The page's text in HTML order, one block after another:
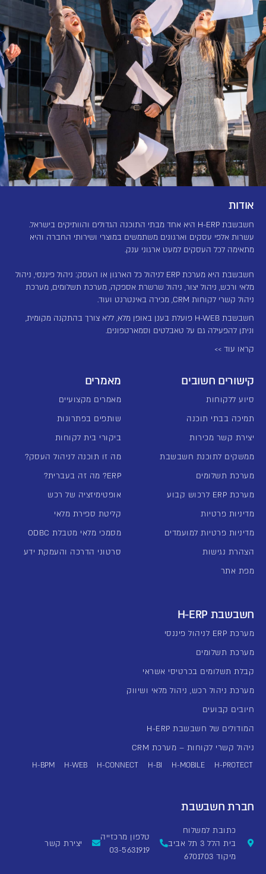
אודות
חשבשבת H-ERP היא אחד מבתי התוכנה הגדולים והוותיקים בישראל.
עשרות אלפי עסקים וארגונים משתמשים במוצרי ושירותי החברה והיא
מתאימה לכל העסקים למעט ארגוני ענק.
חשבשבת היא מערכת ERP לניהול כל הארגון או העסק: ניהול פיננסי, ניהול
מלאי ורכש, ניהול יצור, ניהול שרשרת אספקה, מערכת תשלומים, מערכת
ניהול קשרי לקוחות CRM, מכירה באינטרנט ועוד.
חשבשבת H-WEB פועלת בענן באופן מלא, ללא צורך בהתקנה מקומית,
וניתן להפעילה גם על טאבלטים וסמארטפונים.
קראו עוד >>
קישורים חשובים
סיוע ללקוחות
תמיכה בבתי תוכנה
יצירת קשר מכירות
ממשקים לתוכנת חשבשבת
מערכת תשלומים
מערכת ERP לרכוש קבוע
מדיניות פרטיות
מדיניות פרטיות למועמדים
הצהרת נגישות
מפת אתר
מאמרים
מאמרים מקצועיים
שותפים בפתרונות
ביקורי בית לקוחות
מה זו תוכנה לניהול העסק?
ERP? מה זה בעברית?
אופטימיזציה של רכש
קליטת ספירת מלאי
מסמכי מלאי מטבלת ODBC
סרטוני הדרכה והעמקת ידע
חשבשבת H-ERP
מערכת ERP לניהול פיננסי
מערכת תשלומים
קבלת תשלומים בכרטיסי אשראי
מערכת ניהול רכש, ניהול מלאי ושיווק
חיובים קבועים
המודולים של חשבשבת H-ERP
ניהול קשרי לקוחות – מערכת CRM
H-PROTECT
H-MOBILE
H-BI
H-CONNECT
H-WEB
H-BPM
חברת חשבשבת
כתובת למשלוח
בית הלל 3 תל אביב
מיקוד 6701703
טלפון מרכזייה
03-5631919
יצירת קשר